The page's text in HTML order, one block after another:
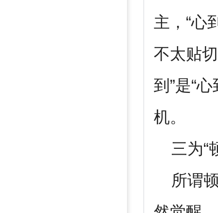
主，“心
不太贴
到”是“
机。
三为“
所谓顿